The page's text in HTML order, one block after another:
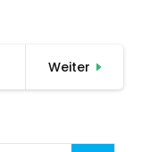
Weiter